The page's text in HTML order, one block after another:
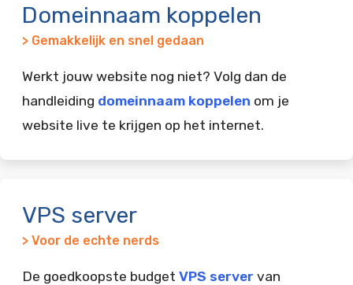
Domeinnaam koppelen
> Gemakkelijk en snel gedaan
Werkt jouw website nog niet? Volg dan de
handleiding domeinnaam koppelen om je
website live te krijgen op het internet.
VPS server
> Voor de echte nerds
De goedkoopste budget VPS server van